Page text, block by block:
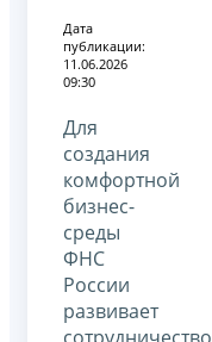
Дата
публикации:
11.06.2026
09:30
Для
создания
комфортной
бизнес-
среды
ФНС
России
развивает
сотрудничество